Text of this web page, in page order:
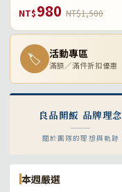
NT$980 NT$1,500
🏷 活動專區
滿額／滿件折扣優惠
良品開飯 品牌理念
關於團隊的理想與軌跡
本週嚴選